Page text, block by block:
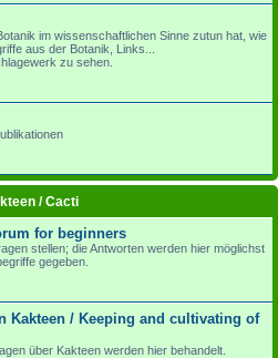
im wissenschaftlichen Sinne zutun hat, wie
aus der Botanik, Links...
zu sehen.
/ Cacti
for beginners
stellen; die Antworten werden hier möglichst
gegeben.
Kakteen / Keeping and cultivating of
über Kakteen werden hier behandelt.